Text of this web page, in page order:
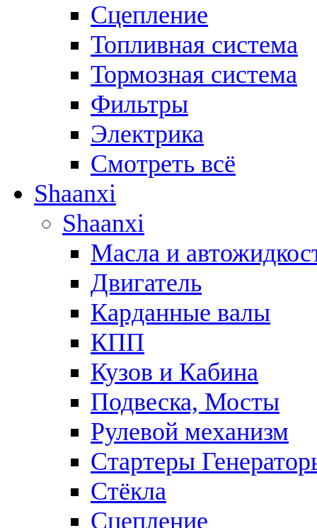
Сцепление
Топливная система
Тормозная система
Фильтры
Электрика
Смотреть всё
Shaanxi
Shaanxi
Масла и
Двигатель
Карданные валы
КПП
Кузов и Кабина
Подвеска, Мосты
Рулевой механизм
Стартеры
Стёкла
Сцепление